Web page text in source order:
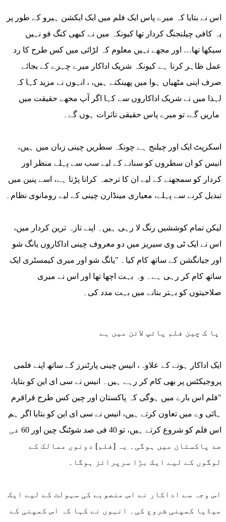
یہ کافی چیلنجنگ کردار تھا کیونکہ میں نے کبھی کنگ فو نہیں
سیکھا تھا… اور مجھے نہیں معلوم کہ لڑائی میں کس طرح کا رد
عمل ظاہر کرنا ہے کیونکہ شریک اداکار میرے چہرے کے بجائے
صرف اپنی مٹھیاں ہوا میں پھینکتے ہیں، ، انہوں نے مزید کہا کہ
لہذا میں نے شریک اداکاروں سے کہا اگر آپ مجھے حقیقت میں
اسکرپٹ ایک اور چیلنج ہے چونکہ سطریں چینی زبان میں ہیں،
انیس کو ان سطروں کو سنانے کے لیے سب سے پہلے منظر اور
کردار کو سمجھنے کے لیے ان کا ترجمہ کرانا پڑتا ہے، اسے پنین میں
تبدیل کرنے سے پہلے، معیاری مینڈارن چینی کے لیے رومانوی نظام۔
لیکن تمام کوششیں رنگ لا رہی ہیں۔ اپنے تازہ ترین کردار میں،
اس نے ایک ٹی وی سیریز میں دو معروف چینی اداکاروں یانگ شو
اور جیانگشن کے ساتھ کام کیا۔ "یانگ شو اور میری کیمسٹری ایک
ساتھ کام کر رہی ہے۔ وہ بہت اچھا تھا اور اس نے میری
صلاحیتوں کو بہتر بنانے میں بہت مدد کی۔
ایک اداکار ہونے کے علاوہ، انیس چینی پارٹنرز کے ساتھ اپنے فلمی
پروجیکٹس پر بھی کام کر رہے ہیں۔ انیس نے سی ای این کو بتایا،
"فلم اس بارے میں ہوگی کہ پاکستان اور چین کس طرح قراقرم
ہائی وے میں تعاون کرتے ہیں، انیس نے سی ای این کو بتایا اگر ہم
اس فلم کو شروع کرتے ہیں، تو 40 فی صد شوٹنگ چین اور 60 فی
صد پاکستان میں ہوگی۔ یہ [فلم] دونوں ممالک کے
لوگوں کے لیے ایک بڑا سرپرائز ہوگا۔
اس وجہ سے اداکار نے اس منصوبے کی سہولت کے لیے ایک
میڈیا کمپنی شروع کی۔ انہوں نے کہا کہ اس کمپنی کے